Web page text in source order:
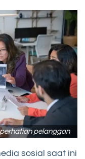
pelanggan
sosial saat ini